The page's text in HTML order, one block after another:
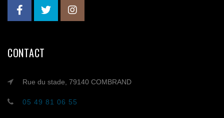
CONTACT
Rue du stade, 79140 COMBRAND
05 49 81 06 55